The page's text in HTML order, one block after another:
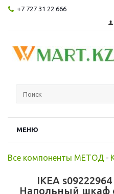
+7 727 31 22 666
МЕНЮ
Все компоненты МЕТОД -
IKEA
Напольный шкаф